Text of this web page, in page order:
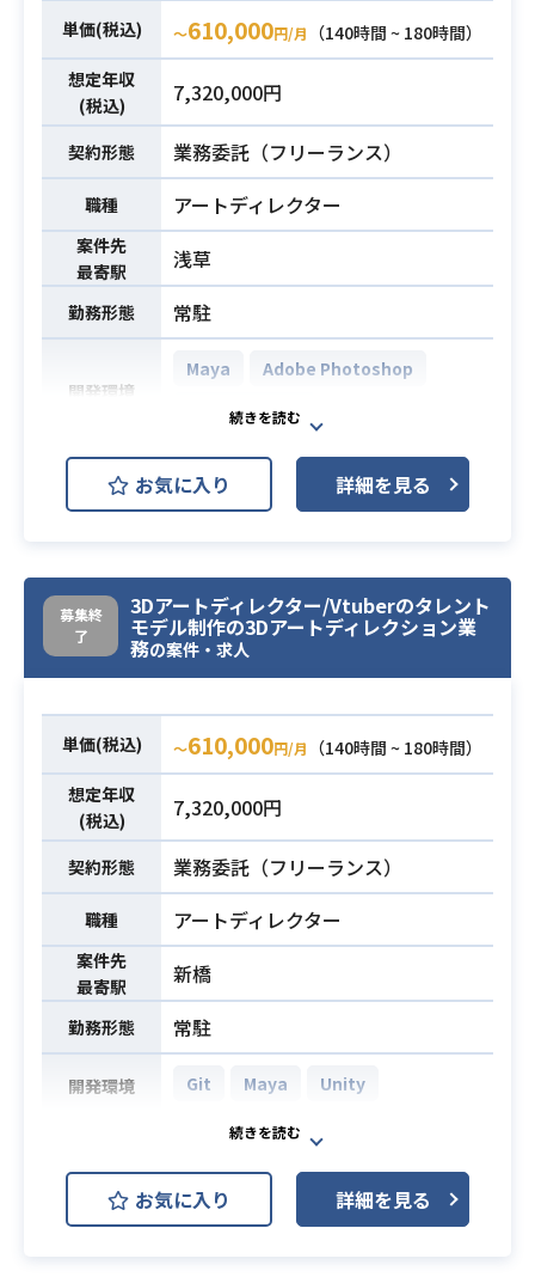
ば）
必須スキル
・美少女コンテンツの発注指示書制
作経験
・コンテンツに沿ったテーマ決めや
案出しができる方
・発注管理、窓口担当経験
・納品物の調整スキル
単価(税込) 〜610,000円/月
（140時間 ~ 180時間）
想定年収
(税込)
7,320,000円
契約形態 業務委託（フリーランス）
職種 アートディレクター
案件先
最寄駅
浅草
勤務形態 常駐
開発環境
Maya
Adobe Photoshop
Unreal Engine
業務内容
■業務内容：
現在新規開発中のコンシューマーゲ
ます。
[業務内容]
・3Dキャラクター制作（トゥーン
系）
・UnrealEngine等での各種作業
・キャラアセットデザイン、指示書
作成
・表現手法の研究、検証
の設定/制作業務
・エンジニアと連携したシェーダ
ー、ライティング等のLookDev業務
・プロダクションでの量産を前提と
したワークフロー/仕様の設計サポー
ト
・協力会社との連携、折衝、窓口等
必須スキル
・キャラアセットデザイン、指示書
・3Dキャラクター制作実務経験（5
年以上）
お気に入り 詳細を見る
募集終
了
3Dアートディレクター/Vtuberのタレント
モデル制作の3Dアートディレクション業
務の案件・求人
単価(税込) 〜610,000円/月
（140時間 ~ 180時間）
想定年収
(税込)
7,320,000円
契約形態 業務委託（フリーランス）
職種 アートディレクター
案件先
最寄駅
新橋
勤務形態 常駐
開発環境 Git Maya Unity
業務内容
Vtuberのタレントモデル制作におけ
る3Dアートディレクションをお任せ
します。
主に、制作物におけるグラフィック
お気に入り 詳細を見る